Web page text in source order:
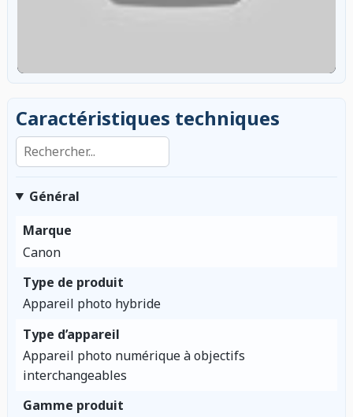
Caractéristiques techniques
Rechercher dans les caractéristiques
Général
Marque
Canon
Type de produit
Appareil photo hybride
Type d’appareil
Appareil photo numérique à objectifs
interchangeables
Gamme produit